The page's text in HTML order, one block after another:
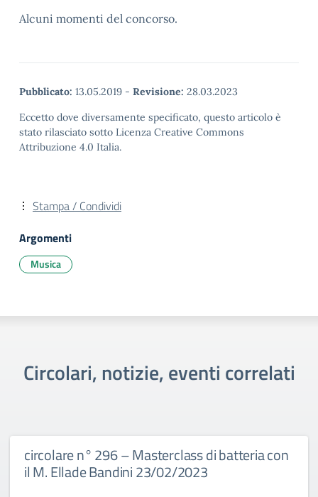
Alcuni momenti del concorso.
Pubblicato: 13.05.2019 - Revisione: 28.03.2023
Eccetto dove diversamente specificato, questo articolo è
stato rilasciato sotto Licenza Creative Commons
Attribuzione 4.0 Italia.
Stampa / Condividi
Argomenti
Musica
Circolari, notizie, eventi correlati
circolare n° 296 – Masterclass di batteria con
il M. Ellade Bandini 23/02/2023